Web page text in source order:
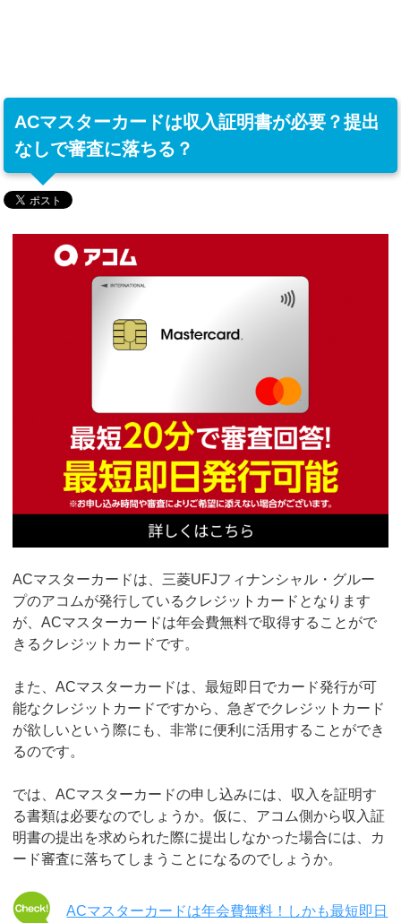
ACマスターカードは収入証明書が必要？提出
なしで審査に落ちる？
ACマスターカードは、三菱UFJフィナンシャル・グルー
プのアコムが発行しているクレジットカードとなります
が、ACマスターカードは年会費無料で取得することがで
きるクレジットカードです。
また、ACマスターカードは、最短即日でカード発行が可
能なクレジットカードですから、急ぎでクレジットカード
が欲しいという際にも、非常に便利に活用することができ
るのです。
では、ACマスターカードの申し込みには、収入を証明す
る書類は必要なのでしょうか。仮に、アコム側から収入証
明書の提出を求められた際に提出しなかった場合には、カ
ード審査に落ちてしまうことになるのでしょうか。
ACマスターカードは年会費無料！しかも最短即日